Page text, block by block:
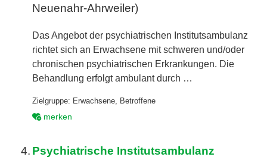
Neuenahr-Ahrweiler)
Das Angebot der psychiatrischen Institutsambulanz
richtet sich an Erwachsene mit schweren und/oder
chronischen psychiatrischen Erkrankungen. Die
Behandlung erfolgt ambulant durch …
Zielgruppe: Erwachsene
Betroffene
merken
4. Psychiatrische Institutsambulanz